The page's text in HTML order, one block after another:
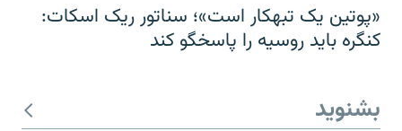
«پوتین یک تبهکار است»؛ سناتور ریک اسکات:
کنگره باید روسیه را پاسخگو کند
بشنوید